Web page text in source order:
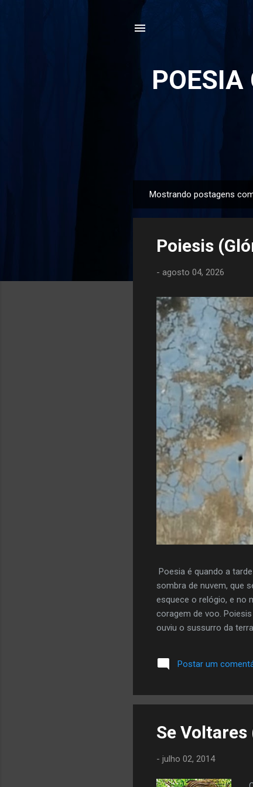
o
Mostrando postagens
Poiesis
- agosto 04, 2026
Poesia é quando a
sombra de nuvem, que
esquece o relógio, e no
coragem de voo.
ouviu o sussurro da
Postar um
Se
- julho 02, 2014